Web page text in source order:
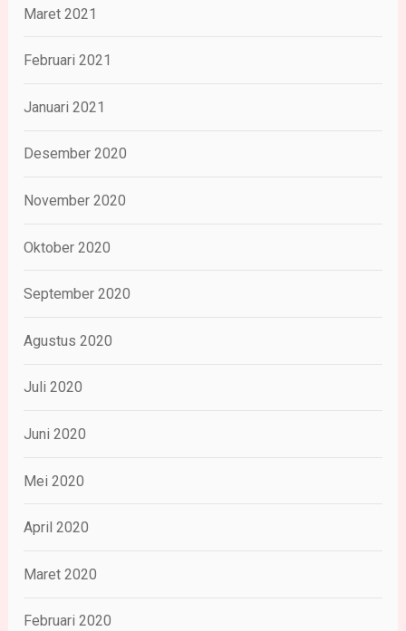
Maret 2021
Februari 2021
Januari 2021
Desember 2020
November 2020
Oktober 2020
September 2020
Agustus 2020
Juli 2020
Juni 2020
Mei 2020
April 2020
Maret 2020
Februari 2020